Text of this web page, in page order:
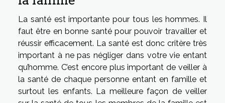
La santé est importante pour tous les hommes. Il
faut être en bonne santé pour pouvoir travailler et
réussir efficacement. La santé est donc critère très
important à ne pas négliger dans votre vie entant
qu’homme. C’est encore plus important de veiller à
la santé de chaque personne entant en famille et
surtout les enfants. La meilleure façon de veiller